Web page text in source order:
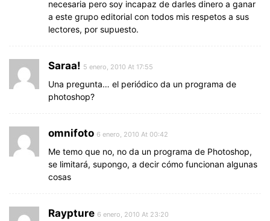
necesaria pero soy incapaz de darles dinero a ganar
a este grupo editorial con todos mis respetos a sus
lectores, por supuesto.
Saraa! 5 enero, 2010 At 17:55
Una pregunta… el periódico da un programa de
photoshop?
omnifoto 6 enero, 2010 At 00:42
Me temo que no, no da un programa de Photoshop,
se limitará, supongo, a decir cómo funcionan algunas
cosas
Raypture 6 enero, 2010 At 23:20